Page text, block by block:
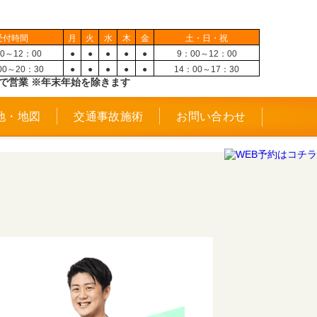
付時間 月 火 水 木 金
土・日・祝
～12：00
● ● ● ● ●
9：00～12：00
～20：30
● ● ● ● ● 14：00～17：30
営業 ※年末年始を除きます
・地図 交通事故施術 お問い合わせ